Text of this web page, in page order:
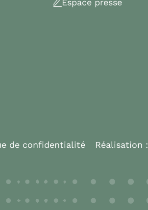
de confidentialité Réalisation :